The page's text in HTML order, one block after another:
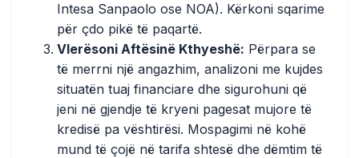
Intesa Sanpaolo ose NOA). Kërkoni sqarime
për çdo pikë të paqartë.
Vlerësoni Aftësinë Kthyeshë: Përpara se
të merrni një angazhim, analizoni me kujdes
situatën tuaj financiare dhe sigurohuni që
jeni në gjendje të kryeni pagesat mujore të
kredisë pa vështirësi. Mospagimi në kohë
mund të çojë në tarifa shtesë dhe dëmtim të